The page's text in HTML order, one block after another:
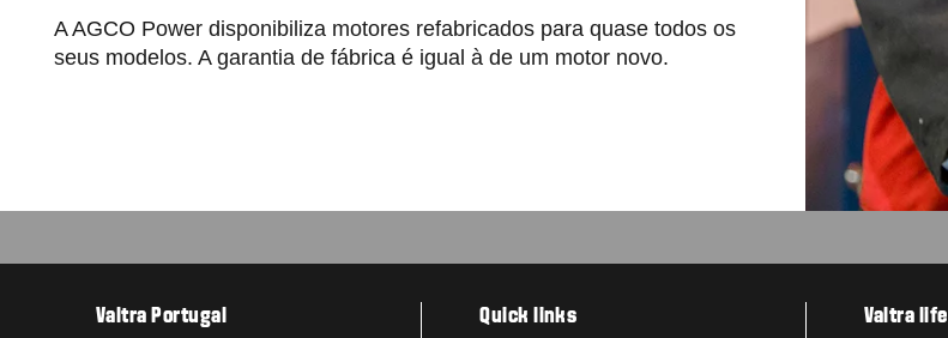
A AGCO Power disponibiliza motores refabricados para quase todos os
seus modelos. A garantia de fábrica é igual à de um motor novo.
Valtra Portugal Quick links Valtra life